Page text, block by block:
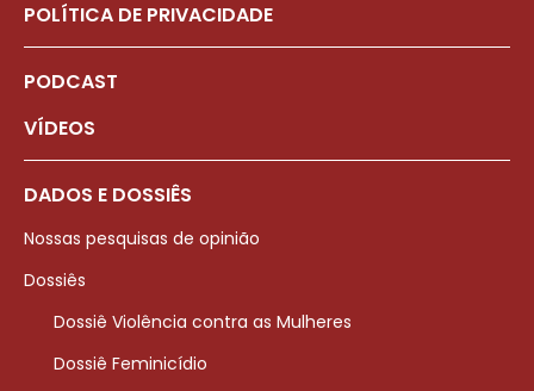
POLÍTICA DE PRIVACIDADE
PODCAST
VÍDEOS
DADOS E DOSSIÊS
Nossas pesquisas de opinião
Dossiês
Dossiê Violência contra as Mulheres
Dossiê Feminicídio